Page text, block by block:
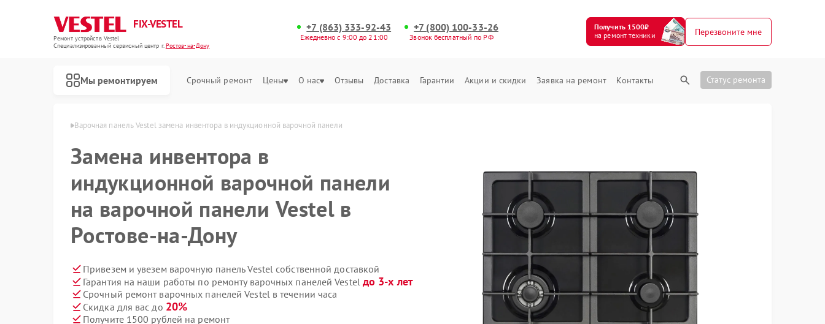
FIX-VESTEL
Ремонт устройств Vestel
Специализированный cервисный центр г.Ростов-на-Дону
+7 (863) 333-92-43
Ежедневно с 9:00 до 21:00
+7 (800) 100-33-26
Звонок бесплатный по РФ
Получить 1500₽
на ремонт техники
Перезвоните мне
Мы ремонтируем Срочный ремонт Цены О нас Отзывы Доставка Гарантии Акции и скидки Заявка на ремонт Контакты Статус ремонта
Варочная панель Vestel замена инвентора в индукционной варочной панели
Замена инвентора в
индукционной варочной панели
на варочной панели Vestel в
Ростове-на-Дону
Привезем и увезем варочную панель Vestel собственной доставкой
Гарантия на наши работы по ремонту варочных панелей Vestel до 3-х лет
Срочный ремонт варочных панелей Vestel в течении часа
Скидка для вас до 20%
Получите 1500 рублей на ремонт